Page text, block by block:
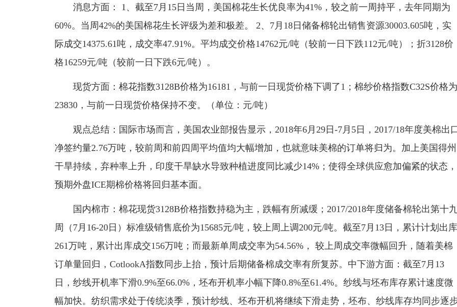
消息方面： 1、截至7月15日当周，美国棉花生长优良率为41%，较之前一周持平，去年同期为
60%。当周42%的美国棉花生长评级为差和极差。 2、7月18日储备棉轮出销售资源30003.605吨，实
际成交14375.61吨，成交率47.91%。平均成交价格14762元/吨（较前一日下跌112元/吨）；折3128价
格16259元/吨（较前一日下跌6元/吨）。
现货方面：棉花指数3128B价格为16181，与前一日现货价格下调了1；棉纱价格指数C32S价格为
23830，与前一日现货价格保持不变。（单位：元/吨）
观点总结：国际市场而言，美国农业部报告显示，2018年6月29日-7月5日，2017/18年度美棉出
净签约量2.76万吨，较前周和前四周平均值均大幅增加，也就意味美棉的订单将归为。加上美国得州
干旱持续，弃种率上升，印度干旱缺水导致种植进度同比减少14%；使得全球供应愈加偏紧的状态，
预期外盘ICE期棉价格将回归基本面。
国内棉市：棉花现货3128B价格指数持稳为主，跌幅有所减缓；2017/2018年度储备棉轮出第十
周（7月16-20日）标准级销售底价为15685元/吨，较上周上调200元/吨。截至7月13日，累计计划出库
261万吨，累计出库成交156万吨；而最新单周成交率为54.56%， 较上周成交率微幅回升，随着美棉
订单量回归，CotlookA指数同步上抬，预计后期储备棉成交率有所复苏。中下游方面：截至7月13
日，纱线开机率下滑0.9%至66.0%，坯布开机率小幅下降0.8%至61.4%。纱线与坯布库存累计速度微
幅加快。纺织需求处于传统淡季，预计纱线、坯布开机将继续下滑走势，坯布、纱线库存均同步逐